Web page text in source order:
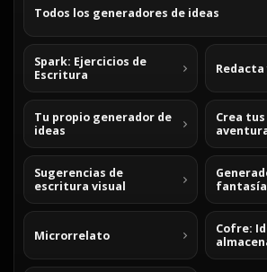
Todos los generadores de ideas
Spark: Ejercicios de
Escritura
Redacta
Tu propio generador de
ideas
Crea
Sugerencias de
escritura visual
fantasía
Microrrelato
Cofre: